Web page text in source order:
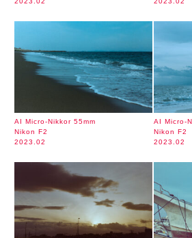
AI Micro-Nikkor 55mm
Nikon F2
2023.02
AI Micro-
Nikon F2
2023.02